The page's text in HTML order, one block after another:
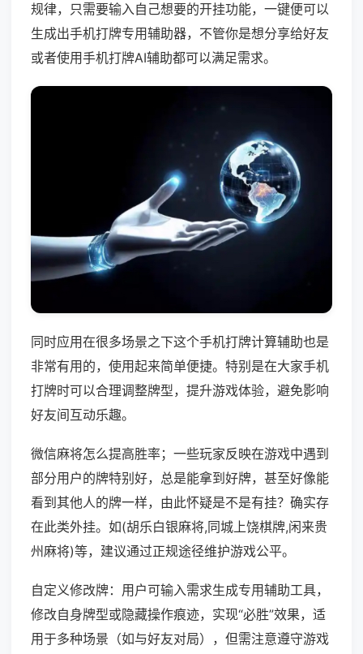
规律，只需要输入自己想要的开挂功能，一键便可以
生成出手机打牌专用辅助器，不管你是想分享给好友
或者使用手机打牌AI辅助都可以满足需求。
同时应用在很多场景之下这个手机打牌计算辅助也是
非常有用的，使用起来简单便捷。特别是在大家手机
打牌时可以合理调整牌型，提升游戏体验，避免影响
好友间互动乐趣。
微信麻将怎么提高胜率；一些玩家反映在游戏中遇到
部分用户的牌特别好，总是能拿到好牌，甚至好像能
看到其他人的牌一样，由此怀疑是不是有挂？确实存
在此类外挂。如(胡乐白银麻将,同城上饶棋牌,闲来贵
州麻将)等，建议通过正规途径维护游戏公平。
自定义修改牌：用户可输入需求生成专用辅助工具，
修改自身牌型或隐藏操作痕迹，实现“必胜”效果，适
用于多种场景（如与好友对局），但需注意遵守游戏